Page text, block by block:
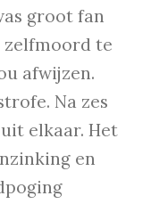
groot fan
zelfmoord te
afwijzen.
Na zes
elkaar. Het
en